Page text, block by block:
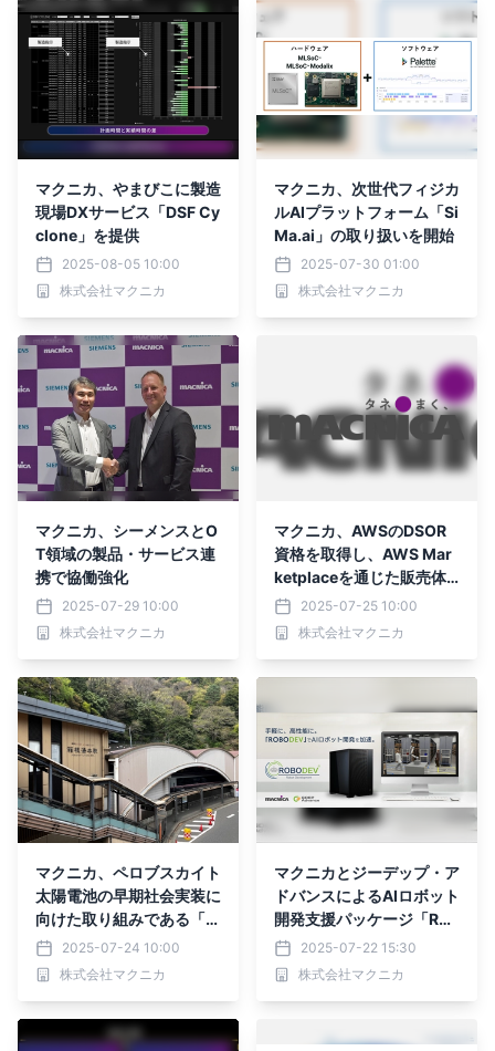
マクニカ、やまびこに製造
現場DXサービス「DSF Cy
clone」を提供
2025-08-05 10:00
株式会社マクニカ
マクニカ、次世代フィジカ
ルAIプラットフォーム「Si
Ma.ai」の取り扱いを開始
2025-07-30 01:00
株式会社マクニカ
マクニカ、シーメンスとO
T領域の製品・サービス連
携で協働強化
2025-07-29 10:00
株式会社マクニカ
マクニカ、AWSのDSOR
資格を取得し、AWS Mar
ketplaceを通じた販売体
制を確立2025-07-25 10:00
株式会社マクニカ
マクニカ、ペロブスカイト
太陽電池の早期社会実装に
向けた取り組みである「神
奈川県次世代型太陽電池普
及促進事業」に採択されま
した
2025-07-24 10:00
株式会社マクニカ
マクニカとジーデップ・ア
ドバンスによるAIロボット
開発支援パッケージ「RO
BODEV」の提供を開始
2025-07-22 15:30
株式会社マクニカ